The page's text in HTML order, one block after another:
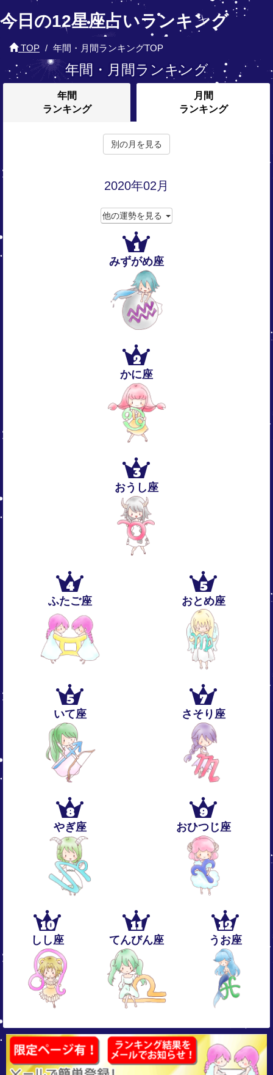
今日の12星座占いランキング
TOP 年間・月間ランキングTOP
年間・月間ランキング
年間
ランキング
月間
ランキング
別の月を見る
2020年02月
他の運勢を見る
1
みずがめ座
2
かに座
3
おうし座
4
ふたご座
5
おとめ座
5
いて座
7
さそり座
8
やぎ座
9
おひつじ座
10
しし座
11
てんびん座
12
うお座